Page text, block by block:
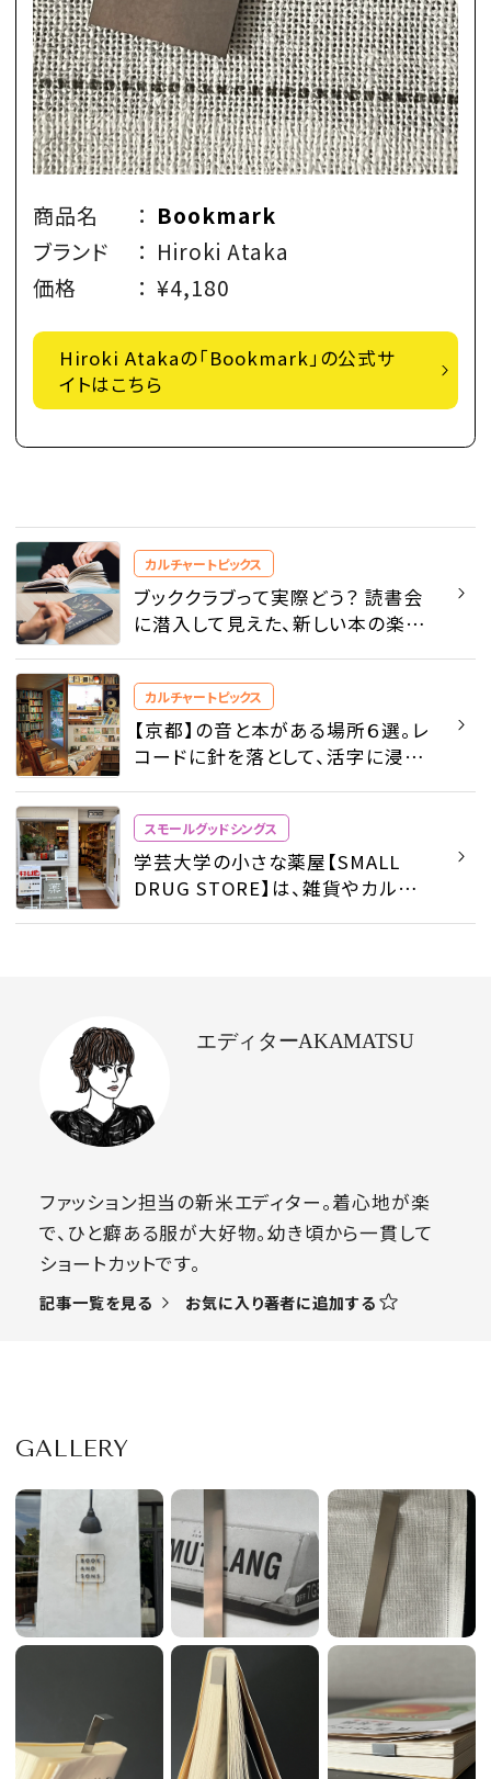
商品名 ： Bookmark
ブランド
： Hiroki Ataka
価格
： ¥4,180
Hiroki Atakaの「Bookmark」の公式サ
イトはこちら
カルチャートピックス
ブッククラブって実際どう？ 読書会
に潜入して見えた、新しい本の楽し
SPUR
カルチャートピックス
【京都】の音と本がある場所６選。レ
コードに針を落として、活字に浸る -
スモールグッドシングス
学芸大学の小さな薬屋【SMALL
DRUG STORE】は、雑貨やカルチャ
エディターAKAMATSU
ファッション担当の新米エディター。着心地が楽
で、ひと癖ある服が大好物。幼き頃から一貫して
ショートカットです。
記事一覧を見る お気に入り著者に追加する
GALLERY